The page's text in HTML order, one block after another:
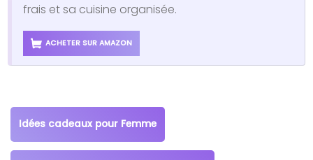
frais et sa cuisine organisée.
ACHETER SUR AMAZON
Idées cadeaux pour Femme